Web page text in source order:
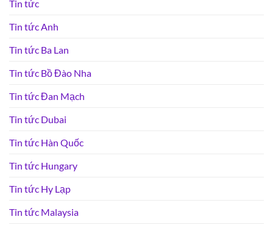
Tin tức
Tin tức Anh
Tin tức Ba Lan
Tin tức Bồ Đào Nha
Tin tức Đan Mạch
Tin tức Dubai
Tin tức Hàn Quốc
Tin tức Hungary
Tin tức Hy Lạp
Tin tức Malaysia